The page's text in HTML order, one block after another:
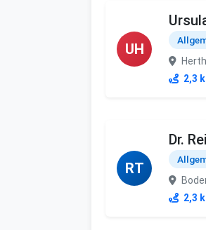
UH
2,3
RT
Dr.
2,3